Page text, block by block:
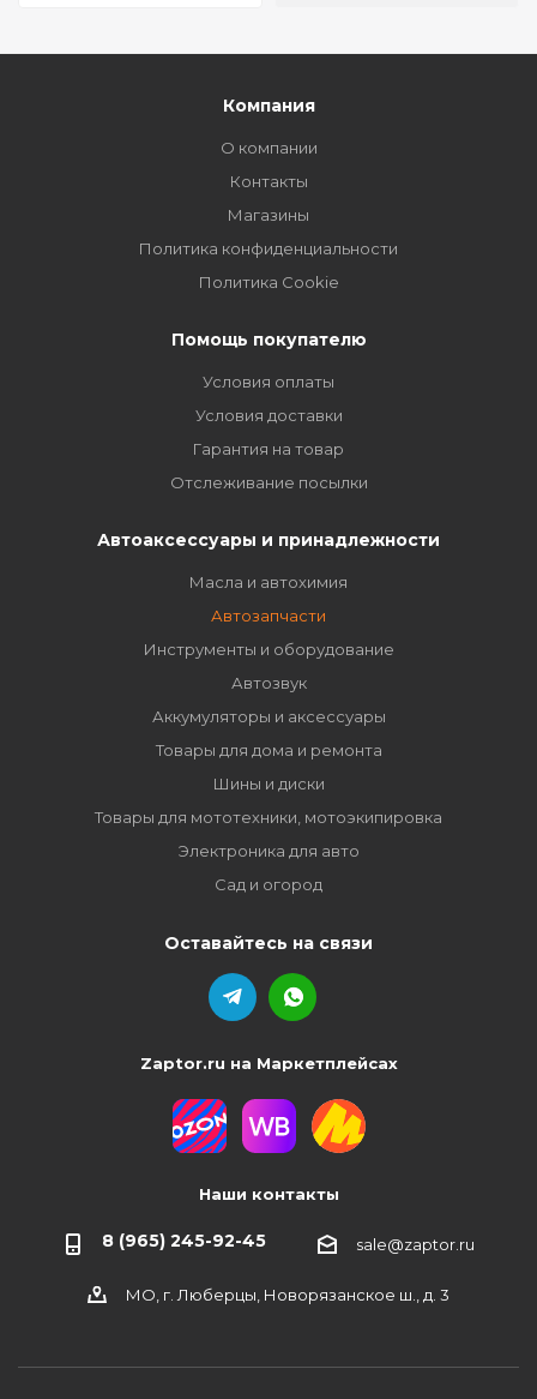
Компания
О компании
Контакты
Магазины
Политика конфиденциальности
Политика Cookie
Помощь покупателю
Условия оплаты
Условия доставки
Гарантия на товар
Отслеживание посылки
Автоаксессуары и принадлежности
Масла и автохимия
Автозапчасти
Инструменты и оборудование
Автозвук
Аккумуляторы и аксессуары
Товары для дома и ремонта
Шины и диски
Товары для мототехники, мотоэкипировка
Электроника для авто
Сад и огород
Оставайтесь на связи
Zaptor.ru на Маркетплейсах
Наши контакты
8 (965) 245-92-45 sale@zaptor.ru
МО, г. Люберцы, Новорязанское ш., д. 3